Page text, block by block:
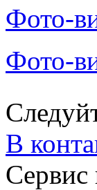
Фото-
Фото-
В